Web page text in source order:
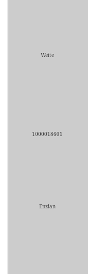
Weite
1000018601
Enzian